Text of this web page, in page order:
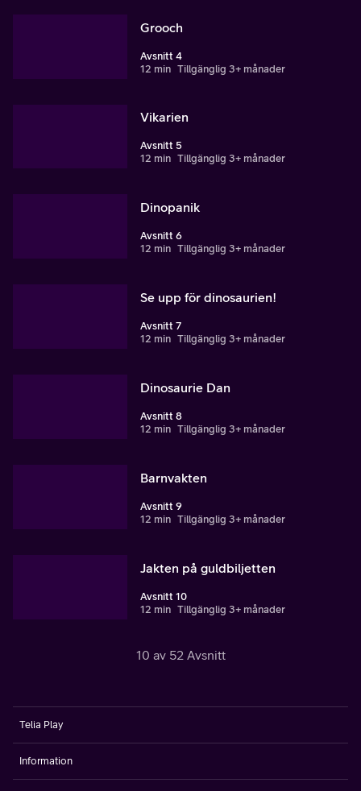
Grooch
Avsnitt 4
12 min Tillgänglig 3+ månader
Vikarien
Avsnitt 5
12 min Tillgänglig 3+ månader
Dinopanik
Avsnitt 6
12 min Tillgänglig 3+ månader
Se upp för dinosaurien!
Avsnitt 7
12 min Tillgänglig 3+ månader
Dinosaurie Dan
Avsnitt 8
12 min Tillgänglig 3+ månader
Barnvakten
Avsnitt 9
12 min Tillgänglig 3+ månader
Jakten på guldbiljetten
Avsnitt 10
12 min Tillgänglig 3+ månader
10 av 52 Avsnitt
Telia Play
Information